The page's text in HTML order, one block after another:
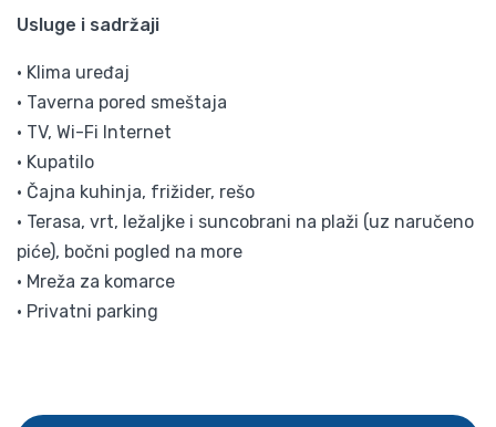
Usluge i sadržaji
• Klima uređaj
• Taverna pored smeštaja
• TV, Wi-Fi Internet
• Kupatilo
• Čajna kuhinja, frižider, rešo
• Terasa, vrt, ležaljke i suncobrani na plaži (uz naručeno
piće), bočni pogled na more
• Mreža za komarce
• Privatni parking